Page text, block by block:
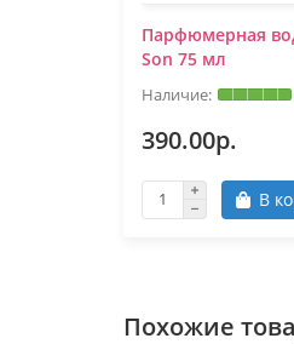
Парфюмерная
Son 75 мл
390.00р.
В
Похожие